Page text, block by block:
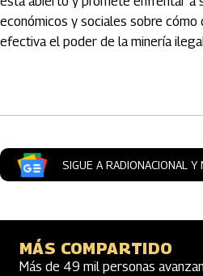
económicos y sociales sobre cómo
efectiva el poder de la minería
SIGUE A RADIONACIONAL
MÁS COMPARTIDO
Más de 49 mil personas